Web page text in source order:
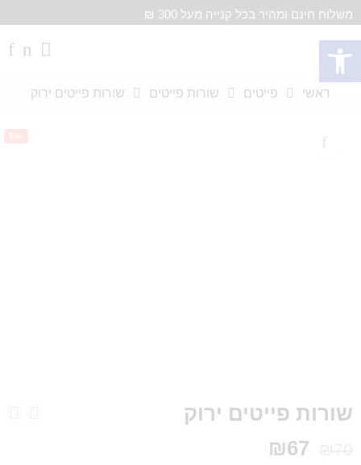
פתח סרגל נגישות
משלוח חינם ומהיר בכל קנייה מעל 300 ₪
ראשי פייטים שורות פייטים שורות פייטים ירוק
-5%
שורות פייטים ירוק
₪67